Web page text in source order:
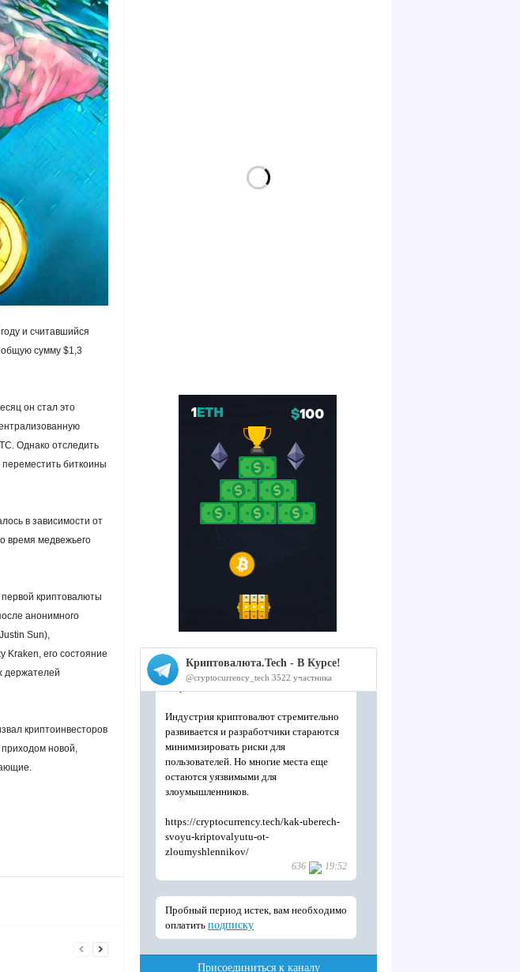
и считавшийся
общую сумму $1,3
он стал это
Однако отследить
биткоины
в зависимости от
время медвежьего
криптовалюты
анонимного
Sun),
Kraken, его состояние
держателей
криптоинвесторов
приходом новой,